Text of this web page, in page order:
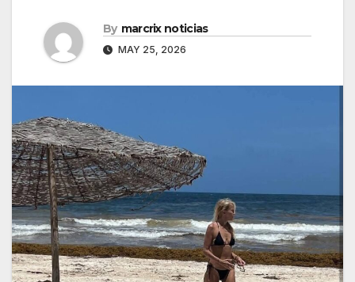
By marcrix noticias
MAY 25, 2026